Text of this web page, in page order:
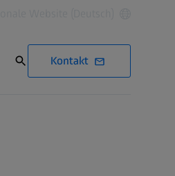
Kontakt